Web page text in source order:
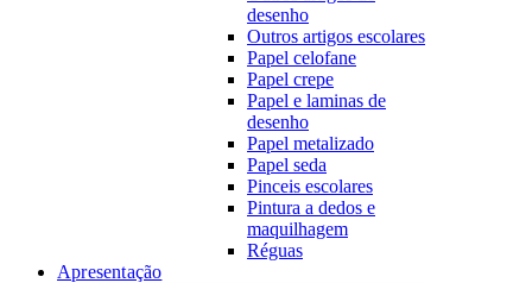
desenho
Outros artigos escolares
Papel celofane
Papel crepe
Papel e laminas de
desenho
Papel metalizado
Papel seda
Pinceis escolares
Pintura a dedos e
maquilhagem
Réguas
Apresentação